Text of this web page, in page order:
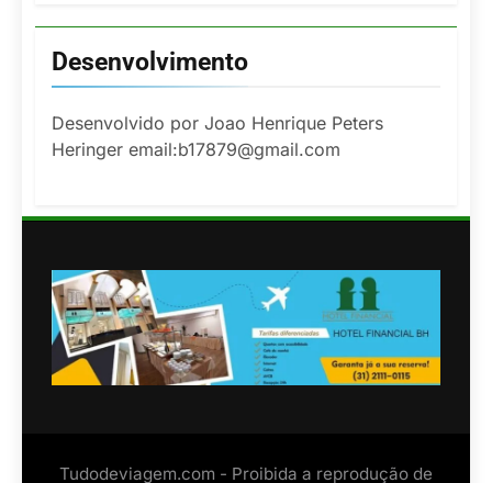
Desenvolvimento
Desenvolvido por Joao Henrique Peters
Heringer email:b17879@gmail.com
Tudodeviagem.com - Proibida a reprodução de